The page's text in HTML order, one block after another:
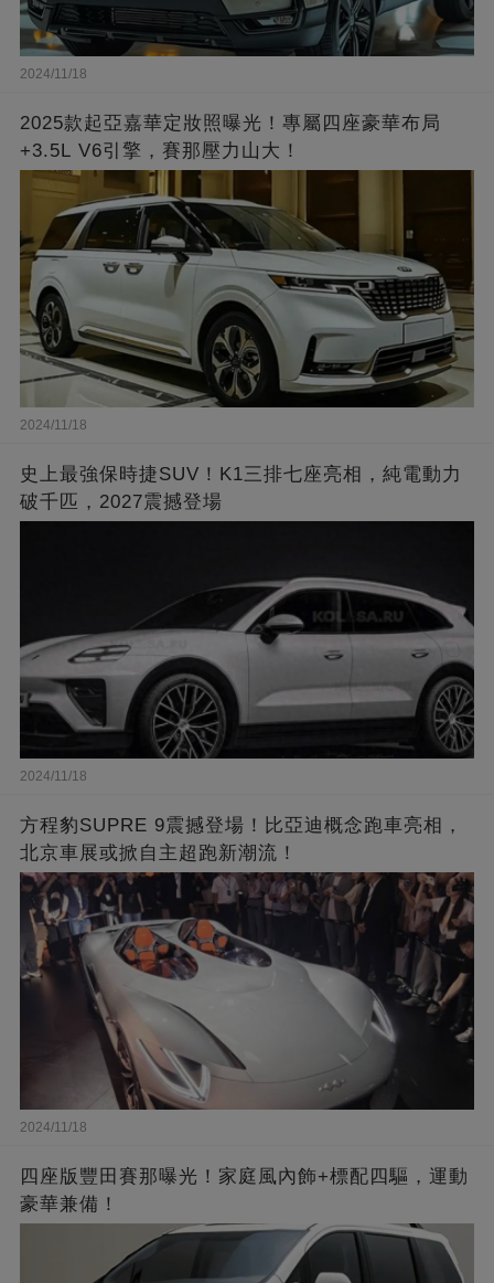
2024/11/18
2025款起亞嘉華定妝照曝光！專屬四座豪華布局
+3.5L V6引擎，賽那壓力山大！
2024/11/18
史上最強保時捷SUV！K1三排七座亮相，純電動力
破千匹，2027震撼登場
2024/11/18
方程豹SUPRE 9震撼登場！比亞迪概念跑車亮相，
北京車展或掀自主超跑新潮流！
2024/11/18
四座版豐田賽那曝光！家庭風內飾+標配四驅，運動
豪華兼備！